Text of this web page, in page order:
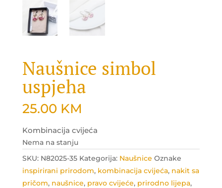
Naušnice simbol
uspjeha
25.00 KM
Kombinacija cvijeća
Nema na stanju
SKU: N82025-35 Kategorija: Naušnice Oznake
inspirirani prirodom, kombinacija cvijeća, nakit sa
pričom, naušnice, pravo cvijeće, prirodno lijepa,